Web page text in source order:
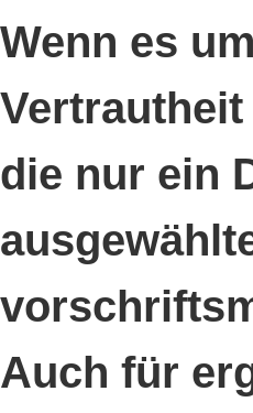
Wenn es
die nur ein
Auch für